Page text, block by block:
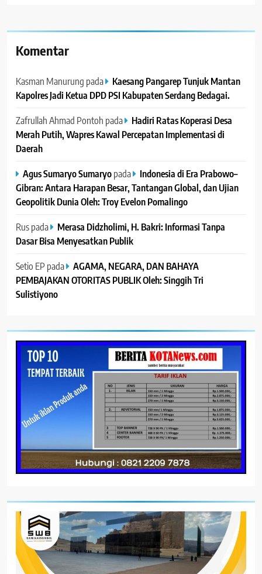
Komentar
Kasman Manurung pada
Kaesang Pangarep Tunjuk Mantan
Kapolres Jadi Ketua DPD PSI Kabupaten Serdang Bedagai. ‎ ‎
Zafrullah Ahmad Pontoh pada
Hadiri Ratas Koperasi Desa
Merah Putih, Wapres Kawal Percepatan Implementasi di
Daerah
Agus Sumaryo Sumaryopada
Indonesia di Era Prabowo–
Gibran: Antara Harapan Besar, Tantangan Global, dan Ujian
Geopolitik Dunia Oleh: Troy Evelon Pomalingo
Ruspada
Merasa Didzholimi, H. Bakri: Informasi Tanpa
Dasar Bisa Menyesatkan Publik
Setio EP pada
AGAMA, NEGARA, DAN BAHAYA
PEMBAJAKAN OTORITAS PUBLIK Oleh: Singgih Tri
Sulistiyono